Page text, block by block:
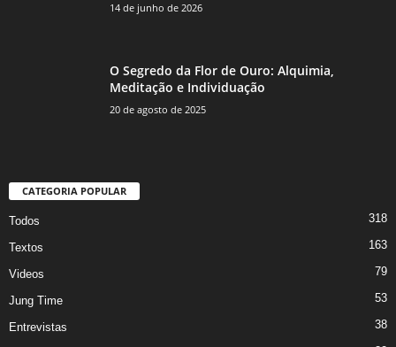
14 de junho de 2026
O Segredo da Flor de Ouro: Alquimia,
Meditação e Individuação
20 de agosto de 2025
CATEGORIA POPULAR
Todos 318
Textos 163
Videos 79
Jung Time 53
Entrevistas
38